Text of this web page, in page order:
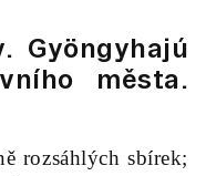
Gyöngyhajú
města.
rozsáhlých sbírek;